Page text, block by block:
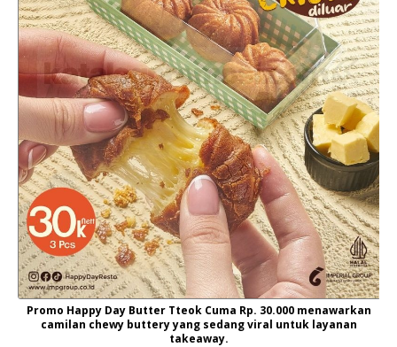
Promo Happy Day Butter Tteok Cuma Rp. 30.000 menawarkan
camilan chewy buttery yang sedang viral untuk layanan
takeaway.